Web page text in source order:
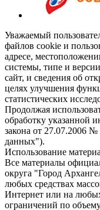
Уважаемый
файлов cookie и
адресе,
системы, типе и
сайт, и сведения об
целях улучшения
статистических
Продолжая
обработку указанной
закона от 27.07.2006
данных").
Использование
Все материалы
округа "Город
любых средствах
Интернет или на
ограничений по